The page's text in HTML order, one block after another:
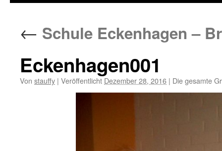
← Schule Eckenhagen –
Eckenhagen001
Von stauffy | Veröffentlicht Dezember 28, 2016 | Die gesamte